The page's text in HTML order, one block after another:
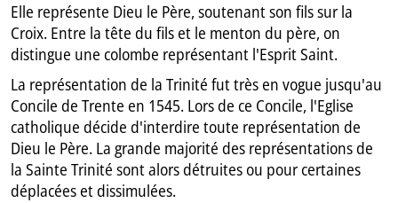
Elle représente Dieu le Père, soutenant son fils sur la
Croix. Entre la tête du fils et le menton du père, on
distingue une colombe représentant l'Esprit Saint.
La représentation de la Trinité fut très en vogue jusqu'au
Concile de Trente en 1545. Lors de ce Concile, l'Eglise
catholique décide d'interdire toute représentation de
Dieu le Père. La grande majorité des représentations de
la Sainte Trinité sont alors détruites ou pour certaines
déplacées et dissimulées.